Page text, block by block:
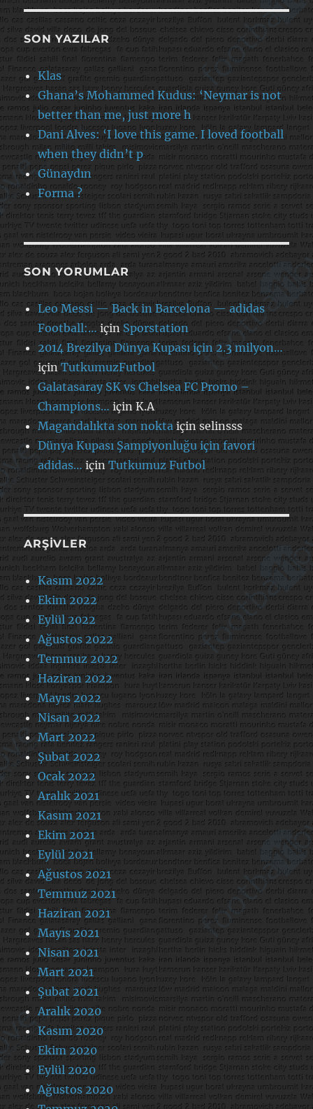
SON YAZILAR
Klas
Ghana’s Mohammed Kudus: ‘Neymar is not
better than me, just more h
Dani Alves: ‘I love this game. I loved football
when they didn’t p
Günaydın
Forma ?
SON YORUMLAR
Leo Messi — Back in Barcelona — adidas
Football:… için Sporstation
2014 Brezilya Dünya Kupası için 2.3 milyon…
içinTutkumuzFutbol
Galatasaray SK vs Chelsea FC Promo –
Champions…içinK.A
Magandalıkta son nokta içinselinsss
Dünya Kupası Şampiyonluğu için favori
adidas… içinTutkumuz Futbol
ARŞIVLER
Kasım 2022
Ekim 2022
Eylül 2022
Ağustos 2022
Temmuz 2022
Haziran 2022
Mayıs 2022
Nisan 2022
Mart 2022
Şubat 2022
Ocak 2022
Aralık 2021
Kasım 2021
Ekim 2021
Eylül 2021
Ağustos 2021
Temmuz 2021
Haziran 2021
Mayıs 2021
Nisan 2021
Mart 2021
Şubat 2021
Aralık 2020
Kasım 2020
Ekim 2020
Eylül 2020
Ağustos 2020